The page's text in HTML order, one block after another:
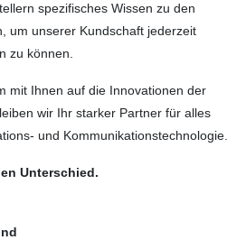
spezifisches Wissen zu den
um unserer Kundschaft jederzeit
zu können.
mit Ihnen auf die Innovationen der
wir Ihr starker Partner für alles
und Kommunikationstechnologie.
Unterschied.